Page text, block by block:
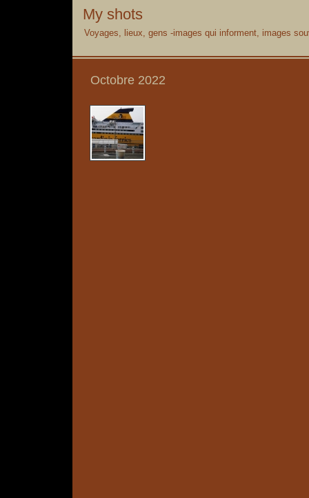
My shots
Voyages, lieux, gens -images qui informent, images
Octobre 2022